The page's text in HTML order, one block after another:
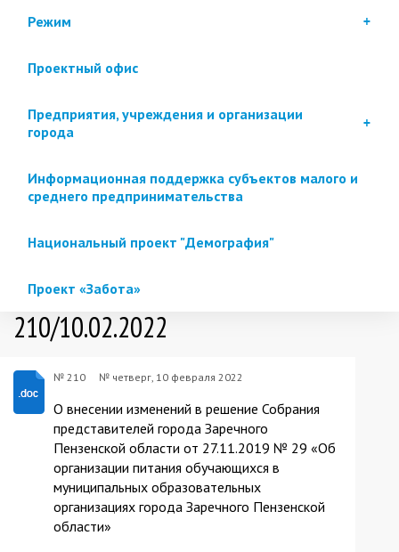
Режим
Проектный офис
Предприятия, учреждения и организации
города
Информационная поддержка субъектов малого и
среднего предпринимательства
Национальный проект "Демография"
Проект «Забота»
210/10.02.2022
№ 210 № четверг, 10 февраля 2022
О внесении изменений в решение Собрания
представителей города Заречного
Пензенской области от 27.11.2019 № 29 «Об
организации питания обучающихся в
муниципальных образовательных
организациях города Заречного Пензенской
области»